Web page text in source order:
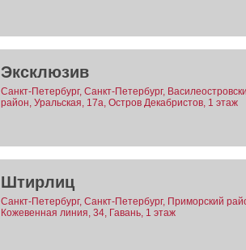
Эксклюзив
Санкт-Петербург, Санкт-Петербург,
район, Уральская, 17а, Остров Декабристов, 1 этаж
Штирлиц
Санкт-Петербург, Санкт-Петербург, Приморский
Кожевенная линия, 34, Гавань, 1 этаж